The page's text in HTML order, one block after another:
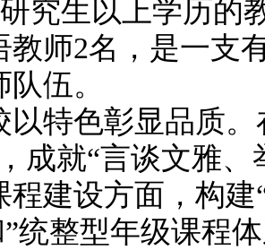
究生以上学历的
教师2名，是一支
伍。
色彰显品质。
成就“言谈文雅
程建设方面，构
”统整型年级课程